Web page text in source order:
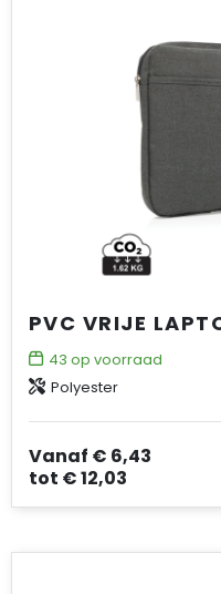
PVC VRIJE
43 op voorraad
Polyester
Vanaf € 6,43
tot € 12,03